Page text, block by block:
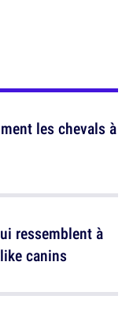
les chevals à
ressemblent à
canins